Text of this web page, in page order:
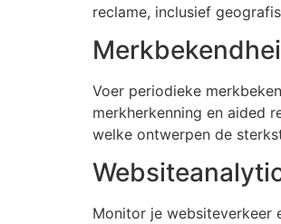
reclame, inclusief
Voer periodieke
merkherkenning en aided
welke ontwerpen de
Monitor je websiteverkeer